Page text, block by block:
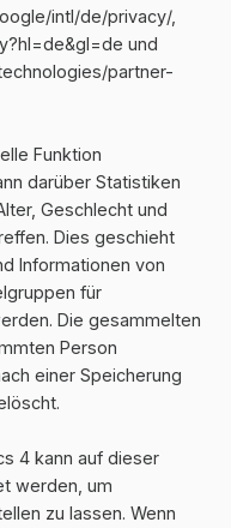
/intl/de/privacy/,
?hl=de&gl=de und
/partner-
Funktion
darüber Statistiken
Geschlecht und
Dies geschieht
Informationen von
für
Die gesammelten
Person
einer Speicherung
4 kann auf dieser
werden, um
zu lassen. Wenn